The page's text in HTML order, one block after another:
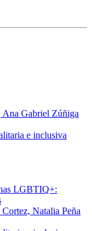
Ana Gabriel Zúñiga
e inclusiva
LGBTIQ+:
Natalia Peña